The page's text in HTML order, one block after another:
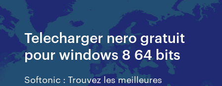
Telecharger nero gratuit
pour windows 8 64 bits
Softonic : Trouvez les meilleures